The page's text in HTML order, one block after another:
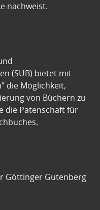
nachweist.
(SUB) bietet mit
die Möglichkeit,
von Büchern zu
die Patenschaft für
Göttinger Gutenberg